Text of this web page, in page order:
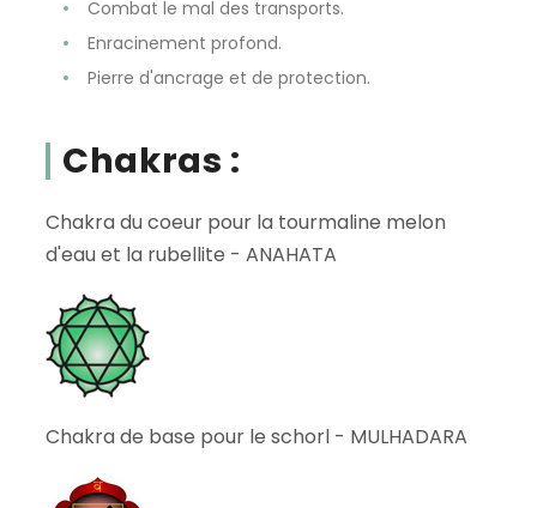
Combat le mal des transports.
Enracinement profond.
Pierre d'ancrage et de protection.
Chakras :
Chakra du coeur pour la tourmaline melon
d'eau et la rubellite - ANAHATA
Chakra de base pour le schorl - MULHADARA